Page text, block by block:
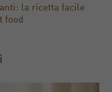
la ricetta facile
food